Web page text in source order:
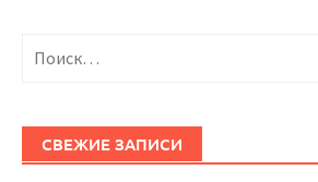
СВЕЖИЕ ЗАПИСИ